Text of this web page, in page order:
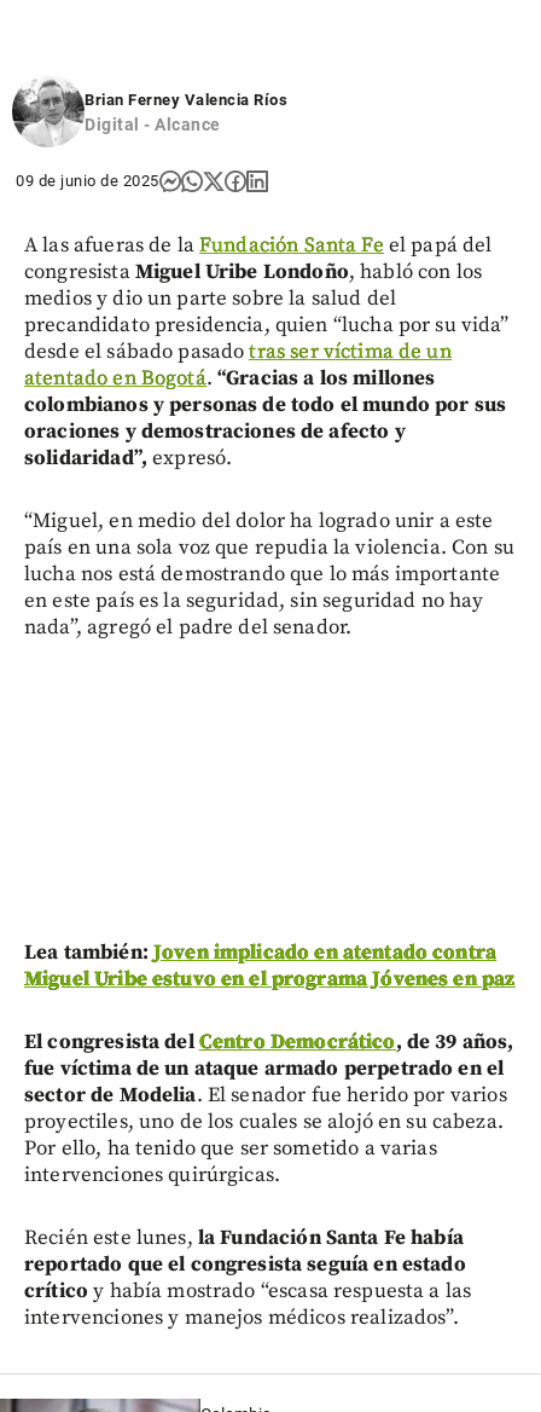
Brian Ferney Valencia Ríos
Digital - Alcance
09 de junio de 2025
A las afueras de laFundación Santa Fe el papá del
congresistaMiguel Uribe Londoño, habló con los
medios y dio un parte sobre la salud del
precandidato presidencia, quien “lucha por su vida”
desde el sábado pasadotras ser víctima de un
atentado en Bogotá.“Gracias a los millones
colombianos y personas de todo el mundo por sus
oraciones y demostraciones de afecto y
solidaridad”, expresó.
“Miguel, en medio del dolor ha logrado unir a este
país en una sola voz que repudia la violencia. Con su
lucha nos está demostrando que lo más importante
en este país es la seguridad, sin seguridad no hay
nada”, agregó el padre del senador.
Lea también:Joven implicado en atentado contra
Miguel Uribe estuvo en el programa Jóvenes en paz
El congresista delCentro Democrático, de 39 años,
fue víctima de un ataque armado perpetrado en el
sector de Modelia. El senador fue herido por varios
proyectiles, uno de los cuales se alojó en su cabeza.
Por ello, ha tenido que ser sometido a varias
intervenciones quirúrgicas.
Recién este lunes, la Fundación Santa Fe había
reportado que el congresista seguía en estado
críticoy había mostrado “escasa respuesta a las
intervenciones y manejos médicos realizados”.